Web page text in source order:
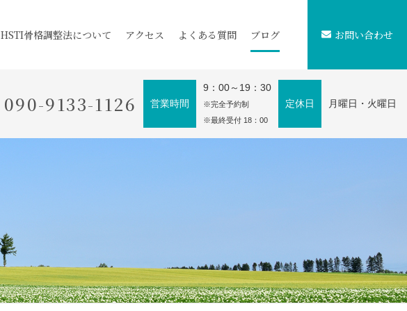
HSTI骨格調整法について アクセス よくある質問 ブログ お問い合わせ
090-9133-1126 営業時間
9：00～19：30
※完全予約制
※最終受付 18：00
定休日 月曜日・火曜日